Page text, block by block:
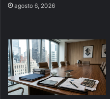
agosto 6, 2026